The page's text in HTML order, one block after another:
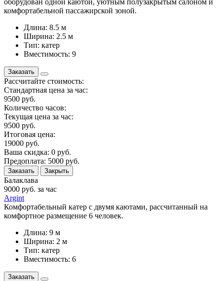
комфортабельной пассажирской зоной.
Длина: 8.5 м
Ширина: 2.5 м
Тип: катер
Вместимость: 9
Заказать
Рассчитайте стоимость:
Стандартная цена за час:
9500 руб.
Количество часов:
Текущая цена за час:
9500 руб.
Итоговая цена:
19000 руб.
Ваша скидка: 0 руб.
Предоплата: 5000 руб.
Заказать Закрыть
Балаклава
9000 руб. за час
Argint
Комфортабельный катер с двумя каютами, рассчитанный на
комфортное размещение 6 человек.
Длина: 9 м
Ширина: 2 м
Тип: катер
Вместимость: 6
Заказать